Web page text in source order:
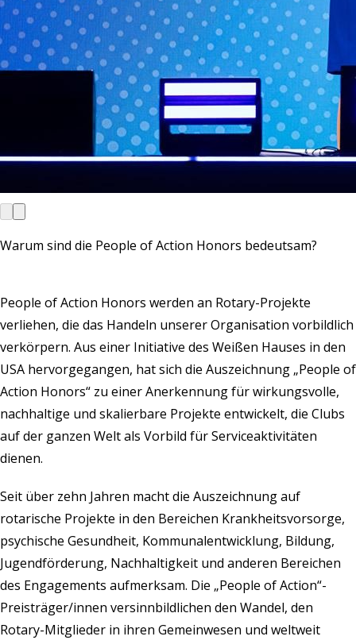
Warum sind die People of Action Honors bedeutsam?
People of Action Honors werden an Rotary-Projekte
verliehen, die das Handeln unserer Organisation vorbildlich
verkörpern. Aus einer Initiative des Weißen Hauses in den
USA hervorgegangen, hat sich die Auszeichnung „People of
Action Honors“ zu einer Anerkennung für wirkungsvolle,
nachhaltige und skalierbare Projekte entwickelt, die Clubs
auf der ganzen Welt als Vorbild für Serviceaktivitäten
dienen.
Seit über zehn Jahren macht die Auszeichnung auf
rotarische Projekte in den Bereichen Krankheitsvorsorge,
psychische Gesundheit, Kommunalentwicklung, Bildung,
Jugendförderung, Nachhaltigkeit und anderen Bereichen
des Engagements aufmerksam. Die „People of Action“-
Preisträger/innen versinnbildlichen den Wandel, den
Rotary-Mitglieder in ihren Gemeinwesen und weltweit